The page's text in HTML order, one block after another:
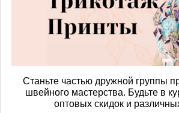
Получить доступ к оптовым ценам
697.00 руб
В корзину
Изменить
Станьте частью дружной группы
швейного мастерства. Будьте в
оптовых скидок и